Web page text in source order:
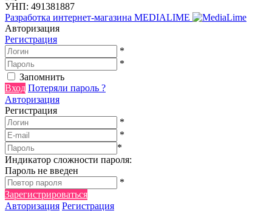
УНП: 491381887
Разработка интернет-магазина MEDIALIME
Авторизация
Регистрация
*
*
Запомнить
Вход Потеряли пароль ?
Авторизация
Регистрация
*
*
*
Индикатор сложности пароля:
Пароль не введен
*
Зарегистрироваться
Авторизация Регистрация